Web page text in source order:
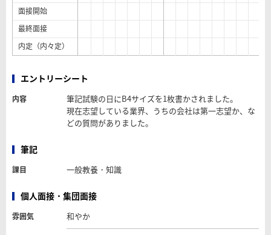
面接開始
最終面接
内定（内々定）
エントリーシート
内容
筆記試験の日にB4サイズを1枚書かされました。
現在志望している業界、うちの会社は第一志望か、な
どの質問がありました。
筆記
課目 一般教養・知識
個人面接・集団面接
雰囲気 和やか